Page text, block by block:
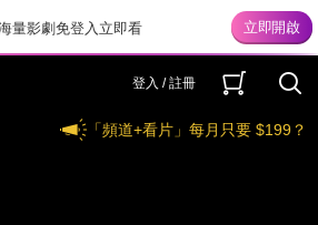
量影劇免登入立即看
登入 / 註冊
「頻道+看片」每月只要 $199？